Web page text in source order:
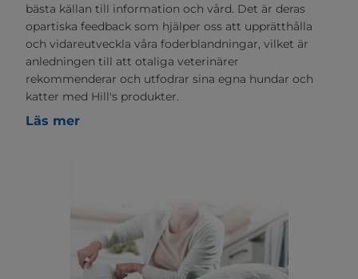
bästa källan till information och vård. Det är deras
opartiska feedback som hjälper oss att upprätthålla
och vidareutveckla våra foderblandningar, vilket är
anledningen till att otaliga veterinärer
rekommenderar och utfodrar sina egna hundar och
katter med Hill's produkter.
Läs mer